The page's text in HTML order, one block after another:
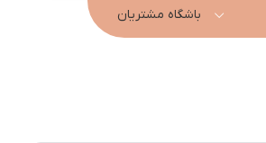
باشگاه مشتریان